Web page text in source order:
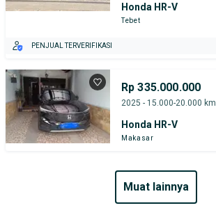
Honda HR-V
Tebet
PENJUAL TERVERIFIKASI
Rp 335.000.000
2025 - 15.000-20.000 km
Honda HR-V
Makasar
muat lainnya